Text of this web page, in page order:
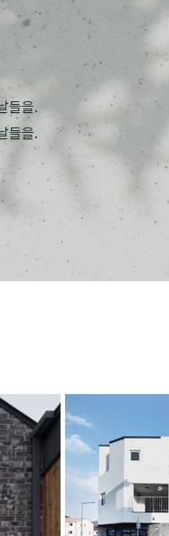
들을.
들을.